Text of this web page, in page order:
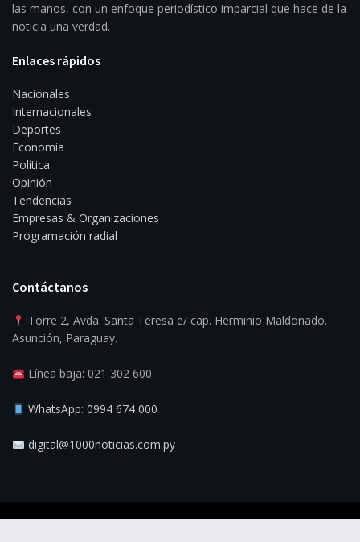
las manos, con un enfoque periodístico imparcial que hace de la
noticia una verdad.
Enlaces rápidos
Nacionales
Internacionales
Deportes
Economía
Política
Opinión
Tendencias
Empresas & Organizaciones
Programación radial
Contáctanos
Torre 2, Avda. Santa Teresa e/ cap. Herminio Maldonado.
Asunción, Paraguay.
Línea baja: 021 302 600
WhatsApp: 0994 674 000
digital@1000noticias.com.py